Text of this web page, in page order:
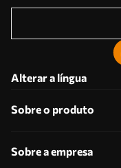
Alterar a língua
Sobre o produto
Sobre a empresa